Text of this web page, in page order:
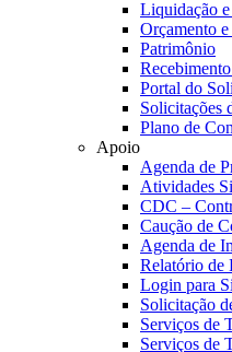
Liquidação e
Orçamento
Patrimônio
Portal do
Solicitações
Plano de
Apoio
Agenda de
Atividades
CDC –
Caução de
Agenda de
Relatório de
Login para
Solicitação
Serviços de
Serviços de